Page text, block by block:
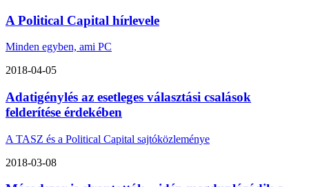
A Political Capital hírlevele
Minden egyben, ami PC
2018-04-05
Adatigénylés az esetleges választási csalások
felderítése érdekében
A TASZ és a Political Capital sajtóközleménye
2018-03-08